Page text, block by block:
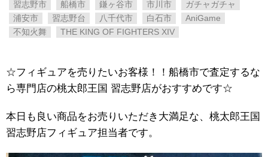
習志野市
船橋市 鎌ヶ谷市 市川市
ガチャガチャ
浦安市
習志野台 八千代市 白石市
AniGame
不知火舞
THE ​KING ​OF ​FIGHTERS ​XIV
☆フィギュアを売りたいお客様！！船橋市で査定するな
ら専門店の桃太郎王国 習志野店がおすすめです☆
本日も良い商品をお売りいただき大満足な、桃太郎王国
習志野店フィギュア担当者です。